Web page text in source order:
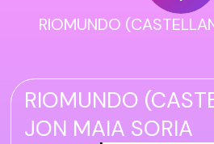
RIOMUNDO
RIOMUNDO
JON MAIA SORIA